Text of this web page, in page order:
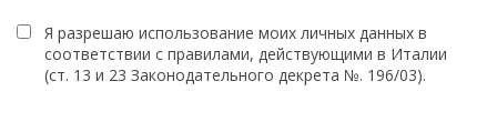
Я разрешаю использование моих личных данных в
соответствии с правилами, действующими в Италии
(ст. 13 и 23 Законодательного декрета №. 196/03).